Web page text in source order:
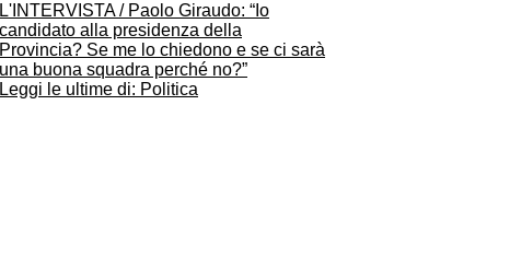
L'INTERVISTA / Paolo Giraudo: “Io
candidato alla presidenza della
Provincia? Se me lo chiedono e se ci sarà
una buona squadra perché no?”
Leggi le ultime di: Politica